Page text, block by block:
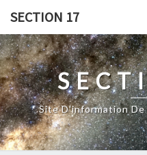
content
SECTION 17
Site D'information De